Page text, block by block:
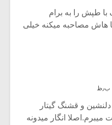
طپش را به برام
هاش مصاحبه میکنه خیلی
و قشنگ گیتار
انگار میدونه